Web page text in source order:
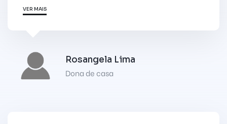
parabéns pelo ótimo atendimento da
VER MAIS
Rosangela Lima
Dona de casa